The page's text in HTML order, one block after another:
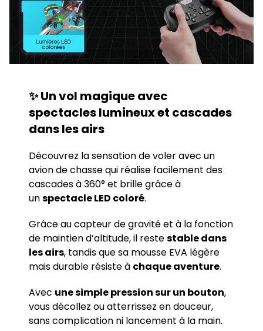
✨ Un vol magique avec
spectacles lumineux et cascades
dans les airs
Découvrez la sensation de voler avec un
avion de chasse qui réalise facilement des
cascades à 360° et brille grâce à
unspectacle LED coloré.
Grâce au capteur de gravité et à la fonction
de maintien d’altitude, il restestable dans
les airs, tandis que sa mousse EVA légère
mais durable résiste à chaque aventure.
Avec une simple pression sur un bouton,
vous décollez ou atterrissez en douceur,
sans complication ni lancement à la main.